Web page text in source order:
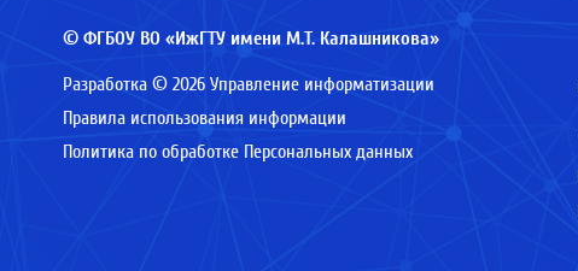
© ФГБОУ ВО «ИжГТУ имени М.Т. Калашникова»
Разработка © 2026 Управление информатизации
Правила использования информации
Политика по обработке Персональных данных